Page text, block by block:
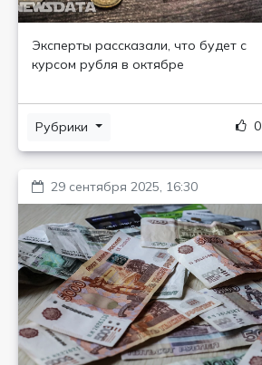
Эксперты рассказали, что будет с
курсом рубля в октябре
Рубрики 0
29 сентября 2025, 16:30